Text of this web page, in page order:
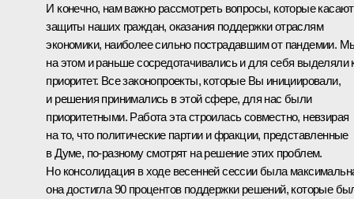
И конечно, нам важно рассмотреть вопросы, которые
защиты наших граждан, оказания поддержки отраслям
экономики, наиболее сильно пострадавшим от пандемии.
на этом и раньше сосредотачивались и для себя выделяли
приоритет. Все законопроекты, которые Вы инициировали,
и решения принимались в этой сфере, для нас были
приоритетными. Работа эта строилась совместно, невзирая
на то, что политические партии и фракции, представленные
в Думе, по-разному смотрят на решение этих проблем.
Но консолидация в ходе весенней сессии была
она достигла 90 процентов поддержки решений, которые